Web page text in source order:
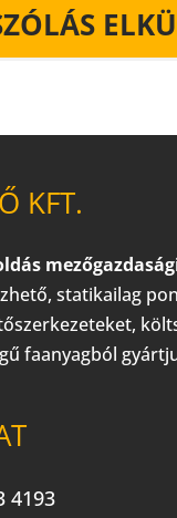
KFT.
statikailag
faanyagból
4193